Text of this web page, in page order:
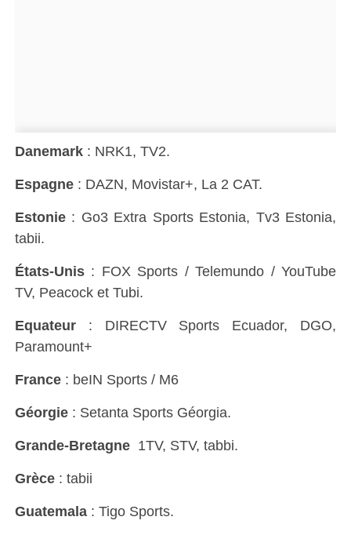
Danemark : NRK1, TV2.
Espagne : DAZN, Movistar+, La 2 CAT.
Estonie : Go3 Extra Sports Estonia, Tv3 Estonia,
tabii.
États-Unis : FOX Sports / Telemundo / YouTube
TV, Peacock et Tubi.
Equateur : DIRECTV Sports Ecuador, DGO,
Paramount+
France : beIN Sports / M6
Géorgie : Setanta Sports Géorgia.
Grande-Bretagne 1TV, STV, tabbi.
Grèce : tabii
Guatemala : Tigo Sports.